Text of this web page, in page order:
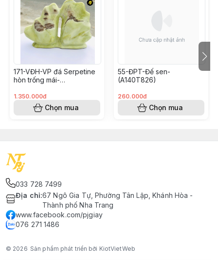
171-VĐH-VP đá Serpetine
hòn trống mái-
1.350.000đ
Chọn mua
55-ĐPT-Đế sen-
(A140T826)
260.000đ
Chọn mua
033 728 7499
Địa chỉ:67 Ngô Gia Tự, Phường Tân Lập, Khánh Hòa -
Thành phố Nha Trang
www.facebook.com/pjgiay
076 271 1486
© 2026 Sản phẩm phát triển bởi KiotVietWeb